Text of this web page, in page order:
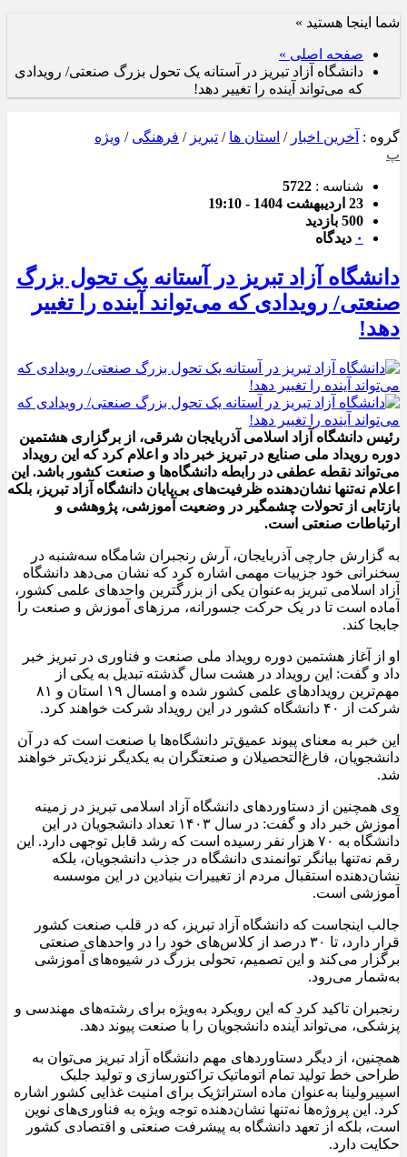
شما اینجا هستید »
صفحه اصلی »
دانشگاه آزاد تبریز در آستانه یک تحول بزرگ صنعتی/ رویدادی
که می‌تواند آینده را تغییر دهد!
گروه : آخرین اخبار / استان ها / تبریز / فرهنگی / ویژه
پ
شناسه : 5722
23 اردیبهشت 1404 - 19:10
500 بازدید
۰ دیدگاه
دانشگاه آزاد تبریز در آستانه یک تحول بزرگ
صنعتی/ رویدادی که می‌تواند آینده را تغییر
دهد!
رئیس دانشگاه آزاد اسلامی آذربایجان شرقی، از برگزاری هشتمین
دوره رویداد ملی صنایع در تبریز خبر داد و اعلام کرد که این رویداد
می‌تواند نقطه عطفی در رابطه دانشگاه‌ها و صنعت کشور باشد. این
اعلام نه‌تنها نشان‌دهنده ظرفیت‌های بی‌پایان دانشگاه آزاد تبریز، بلکه
بازتابی از تحولات چشمگیر در وضعیت آموزشی، پژوهشی و
ارتباطات صنعتی است.
به گزارش جارچی آذربایجان، آرش رنجبران شامگاه سه‌شنبه در
سخنرانی خود جزییات مهمی اشاره کرد که نشان می‌دهد دانشگاه
آزاد اسلامی تبریز به‌عنوان یکی از بزرگترین واحدهای علمی کشور،
آماده است تا در یک حرکت جسورانه، مرزهای آموزش و صنعت را
جابجا کند.
او از آغاز هشتمین دوره رویداد ملی صنعت و فناوری در تبریز خبر
داد و گفت: این رویداد در هشت سال گذشته تبدیل به یکی از
مهم‌ترین رویدادهای علمی کشور شده و امسال ۱۹ استان و ۸۱
شرکت از ۴۰ دانشگاه کشور در این رویداد شرکت خواهند کرد.
این خبر به معنای پیوند عمیق‌تر دانشگاه‌ها با صنعت است که در آن
دانشجویان، فارغ‌التحصیلان و صنعتگران به یکدیگر نزدیک‌تر خواهند
شد.
وی همچنین از دستاوردهای دانشگاه آزاد اسلامی تبریز در زمینه
آموزش خبر داد و گفت: در سال ۱۴۰۳ تعداد دانشجویان در این
دانشگاه به ۷۰ هزار نفر رسیده است که رشد قابل توجهی دارد. این
رقم نه‌تنها بیانگر توانمندی دانشگاه در جذب دانشجویان، بلکه
نشان‌دهنده استقبال مردم از تغییرات بنیادین در این موسسه
آموزشی است.
جالب اینجاست که دانشگاه آزاد تبریز، که در قلب صنعت کشور
قرار دارد، تا ۳۰ درصد از کلاس‌های خود را در واحدهای صنعتی
برگزار می‌کند و این تصمیم، تحولی بزرگ در شیوه‌های آموزشی
به‌شمار می‌رود.
رنجبران تاکید کرد که این رویکرد به‌ویژه برای رشته‌های مهندسی و
پزشکی، می‌تواند آینده دانشجویان را با صنعت پیوند دهد.
همچنین، از دیگر دستاوردهای مهم دانشگاه آزاد تبریز می‌توان به
طراحی خط تولید تمام اتوماتیک تراکتورسازی و تولید جلبک
اسپیرولینا به‌عنوان ماده استراتژیک برای امنیت غذایی کشور اشاره
کرد. این پروژه‌ها نه‌تنها نشان‌دهنده توجه ویژه به فناوری‌های نوین
است، بلکه از تعهد دانشگاه به پیشرفت صنعتی و اقتصادی کشور
حکایت دارد.